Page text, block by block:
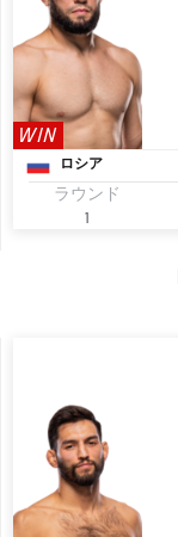
WIN
ロシア
ラウンド
1